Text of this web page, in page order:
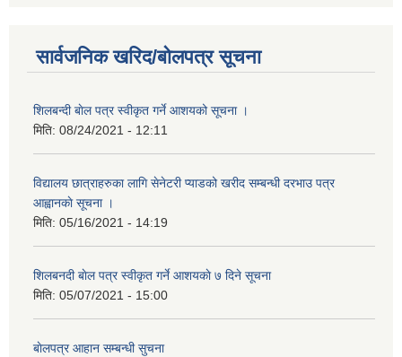
सार्वजनिक खरिद/बोलपत्र सूचना
शिलबन्दी बाेल पत्र स्वीकृत गर्ने आशयको सूचना ।
मिति: 08/24/2021 - 12:11
विद्यालय छात्राहरुका लागि सेनेटरी प्याडको खरीद सम्बन्धी दरभाउ पत्र
आह्वानकाे सूचना ।
मिति: 05/16/2021 - 14:19
शिलबनदी बाेल पत्र स्वीकृत गर्ने आशयकाे ७ दिने सूचना
मिति: 05/07/2021 - 15:00
बाेलपत्र आहान सम्बन्धी सुचना